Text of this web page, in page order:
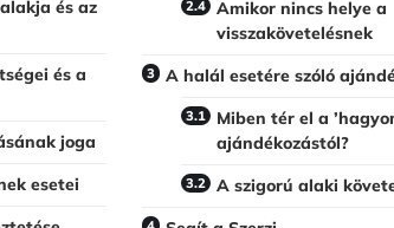
és az
és a
joga
esetei
Amikor nincs helye a
visszakövetelésnek
A halál esetére szóló
Miben tér el a
ajándékozástól?
A szigorú alaki